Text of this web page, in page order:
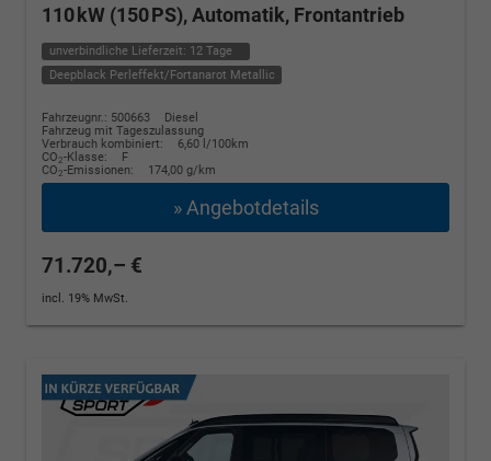
110 kW (150 PS), Automatik, Frontantrieb
unverbindliche Lieferzeit: 12 Tage
Deepblack Perleffekt/Fortanarot Metallic
Fahrzeugnr.: 500663
Diesel
Fahrzeug mit Tageszulassung
Verbrauch kombiniert:
6,60 l/100km
CO2-Klasse:
F
CO2-Emissionen: 174,00 g/km
» Angebotdetails
71.720,– €
incl. 19% MwSt.